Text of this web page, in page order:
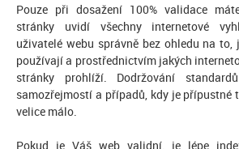
Pouze při dosažení 100% validace
stránky uvidí všechny internetové
uživatelé webu správně bez ohledu na to,
používají a prostřednictvím jakých
stránky prohlíží. Dodržování
samozřejmostí a případů, kdy je přípustné
velice málo.
Pokud je Váš web validní, je lépe